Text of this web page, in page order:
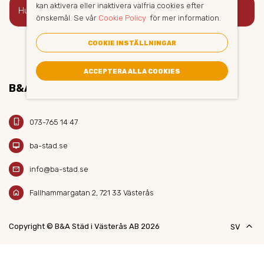
Hur bokar jag golvvård?
B&A STÄD AB
phone_iphone 073-765 14 47
desktop_mac ba-stad.se
mail info@ba-stad.se
home Fallhammargatan 2, 721 33 Västerås
Copyright © B&A Städ i Västerås AB 2026 SV keyboard_arrow_up
kan aktivera eller inaktivera valfria cookies efter
önskemål. Se vår Cookie Policy för mer information.
COOKIE INSTÄLLNINGAR
ACCEPTERA ALLA COOKIES